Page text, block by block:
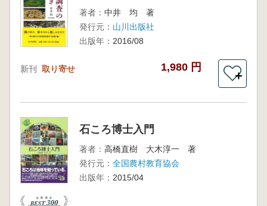
著者： 中井 均 著
発行元： 山川出版社
出版年： 2016/08
新刊 取り寄せ 1,980 円
＋
石ころ博士入門
著者： 高橋直樹 大木淳一 著
発行元： 全国農村教育協会
出版年： 2015/04